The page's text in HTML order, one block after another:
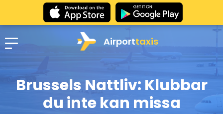
Airporttaxis
Brussels Nattliv: Klubbar
du inte kan missa